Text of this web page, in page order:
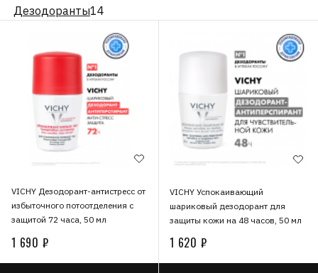
Дезодоранты14
VICHY Дезодорант-антистресс от
избыточного потоотделения с
защитой 72 часа, 50 мл
1 690 ₽
VICHY Успокаивающий
шариковый дезодорант для
защиты кожи на 48 часов, 50 мл
1 620 ₽